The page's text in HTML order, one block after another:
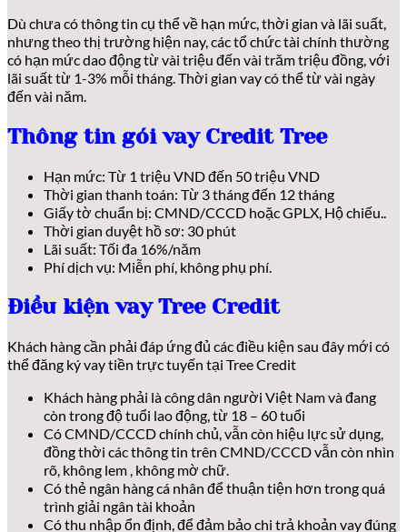
Dù chưa có thông tin cụ thể về hạn mức, thời gian và lãi suất,
nhưng theo thị trường hiện nay, các tổ chức tài chính thường
có hạn mức dao động từ vài triệu đến vài trăm triệu đồng, với
lãi suất từ 1-3% mỗi tháng. Thời gian vay có thể từ vài ngày
đến vài năm.
Thông tin gói vay Credit Tree
Hạn mức: Từ 1 triệu VND đến 50 triệu VND
Thời gian thanh toán: Từ 3 tháng đến 12 tháng
Giấy tờ chuẩn bị: CMND/CCCD hoặc GPLX, Hộ chiếu..
Thời gian duyệt hồ sơ: 30 phút
Lãi suất: Tối đa 16%/năm
Phí dịch vụ: Miễn phí, không phụ phí.
Điều kiện vay Tree Credit
Khách hàng cần phải đáp ứng đủ các điều kiện sau đây mới có
thể đăng ký vay tiền trực tuyến tại Tree Credit
Khách hàng phải là công dân người Việt Nam và đang
còn trong độ tuổi lao động, từ 18 – 60 tuổi
Có CMND/CCCD chính chủ, vẫn còn hiệu lực sử dụng,
đồng thời các thông tin trên CMND/CCCD vẫn còn nhìn
rõ, không lem , không mờ chữ.
Có thẻ ngân hàng cá nhân để thuận tiện hơn trong quá
trình giải ngân tài khoản
Có thu nhập ổn định, để đảm bảo chi trả khoản vay đúng